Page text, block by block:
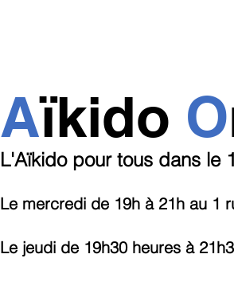
Aïkido O
L'Aïkido pour tous dans le
Le mercredi de 19h à 21h au 1
Le jeudi de 19h30 heures à